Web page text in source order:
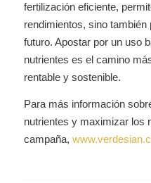
fertilización eficiente,
rendimientos, sino
futuro. Apostar por un uso
nutrientes es el camino
rentable y sostenible.
Para más información
nutrientes y maximizar los
campaña,